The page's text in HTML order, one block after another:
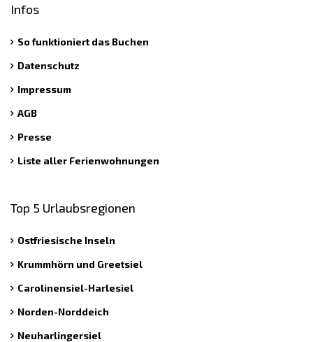
Infos
So funktioniert das Buchen
Datenschutz
Impressum
AGB
Presse
Liste aller Ferienwohnungen
Top 5 Urlaubsregionen
Ostfriesische Inseln
Krummhörn und Greetsiel
Carolinensiel-Harlesiel
Norden-Norddeich
Neuharlingersiel